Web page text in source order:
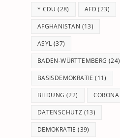
* CDU (28) AFD (23)
AFGHANISTAN (13)
ASYL (37)
BADEN-WÜRTTEMBERG (24)
BASISDEMOKRATIE (11)
BILDUNG (22) CORONA
DATENSCHUTZ (13)
DEMOKRATIE (39)